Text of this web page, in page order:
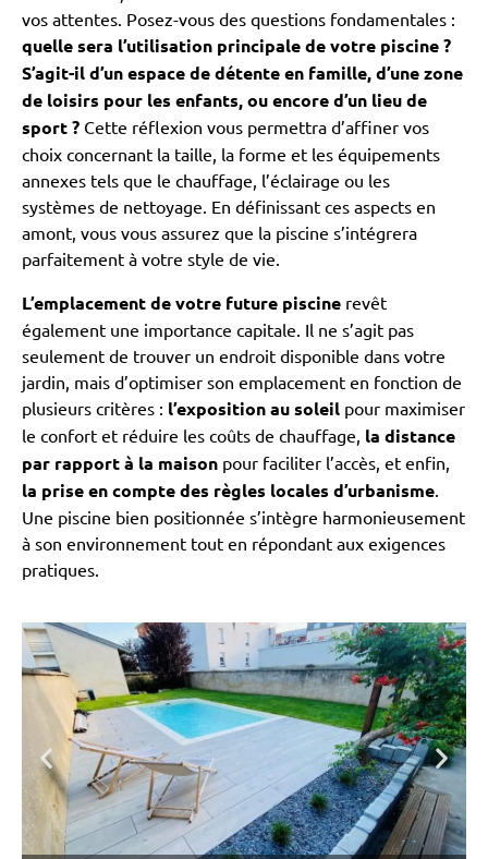
vos attentes. Posez-vous des questions fondamentales :
quelle sera l’utilisation principale de votre piscine ?
S’agit-il d’un espace de détente en famille, d’une zone
de loisirs pour les enfants, ou encore d’un lieu de
sport ? Cette réflexion vous permettra d’affiner vos
choix concernant la taille, la forme et les équipements
annexes tels que le chauffage, l’éclairage ou les
systèmes de nettoyage. En définissant ces aspects en
amont, vous vous assurez que la piscine s’intégrera
parfaitement à votre style de vie.
L’emplacement de votre future piscine revêt
également une importance capitale. Il ne s’agit pas
seulement de trouver un endroit disponible dans votre
jardin, mais d’optimiser son emplacement en fonction de
plusieurs critères : l’exposition au soleil pour maximiser
le confort et réduire les coûts de chauffage, la distance
par rapport à la maison pour faciliter l’accès, et enfin,
la prise en compte des règles locales d’urbanisme.
Une piscine bien positionnée s’intègre harmonieusement
à son environnement tout en répondant aux exigences
pratiques.